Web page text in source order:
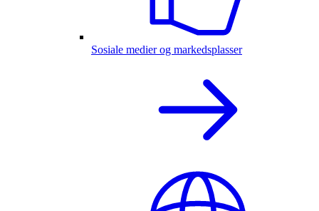
Sosiale medier og markedsplasser